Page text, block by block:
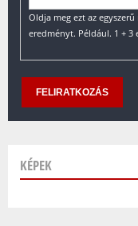
Oldja meg ezt az
eredményt. Például. 1 + 3
KÉPEK